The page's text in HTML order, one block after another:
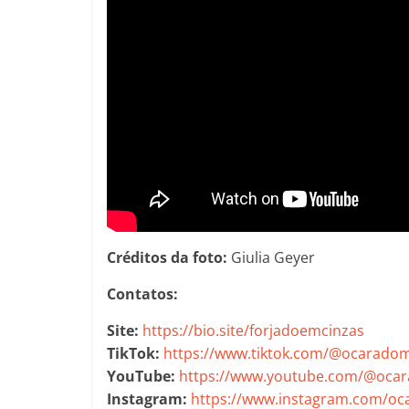
Créditos da foto: Giulia Geyer
Contatos:
Site: https://bio.site/forjadoemcinzas
TikTok: https://www.tiktok.com/
YouTube: https://www.youtube.com/
Instagram: https://www.instagram.com/